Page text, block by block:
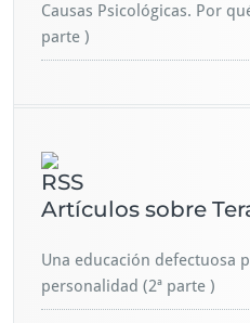
Causas Psicológicas. Por
parte )
Artículos sobre
Una educación defectuosa
personalidad (2ª parte )